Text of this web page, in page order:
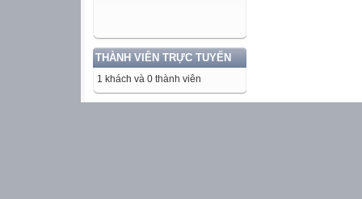
THÀNH VIÊN TRỰC TUYẾN
1 khách và 0 thành viên